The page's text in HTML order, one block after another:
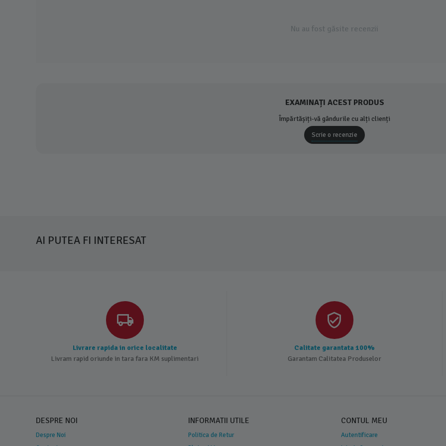
Nu au fost găsite recenzii
EXAMINAȚI ACEST PRODUS
Împărtășiți-vă gândurile cu alți clienți
Scrie o recenzie
AI PUTEA FI INTERESAT
Livrare rapida in orice localitate
Livram rapid oriunde in tara fara KM suplimentari
Calitate garantata 100%
Garantam Calitatea Produselor
DESPRE NOI
Despre Noi
INFORMATII UTILE
Politica de Retur
CONTUL MEU
Autentificare